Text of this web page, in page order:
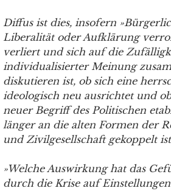
Diffus ist dies, insofern
Liberalität oder Aufklärung
verliert und sich auf die
individualisierter Meinung
diskutieren ist, ob sich eine
ideologisch neu ausrichtet und
neuer Begriff des Politischen
länger an die alten Formen der
und Zivilgesellschaft gekoppelt
»Welche Auswirkung hat das
durch die Krise auf